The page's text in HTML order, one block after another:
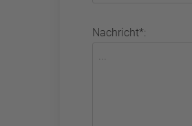
Nachricht*: